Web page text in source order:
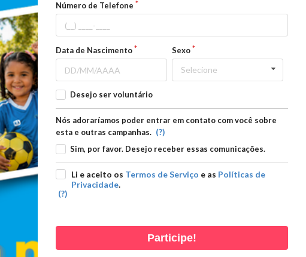
Número de Telefone
Data de Nascimento Sexo
Selecione
Desejo ser voluntário
Nós adoraríamos poder entrar em contato com você sobre
esta e outras campanhas. (?)
Sim, por favor. Desejo receber essas comunicações.
Li e aceito os Termos de Serviço e as Políticas de
Privacidade.
(?)
Participe!